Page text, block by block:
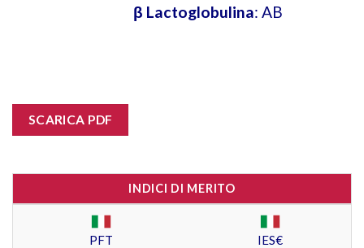
β Lactoglobulina: AB
SCARICA PDF
INDICI DI MERITO
PFT IES€